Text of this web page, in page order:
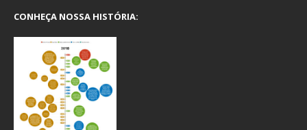
CONHEÇA NOSSA HISTÓRIA: